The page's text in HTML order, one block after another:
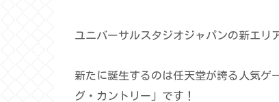
ユニバーサルスタジオジャパンの新エリ
新たに誕生するのは任天堂が誇る人気ゲ
グ・カントリー」です！